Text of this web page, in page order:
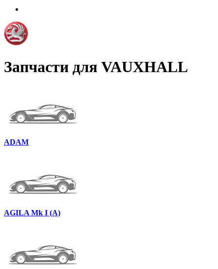
Запчасти для VAUXHALL
ADAM
AGILA Mk I (A)